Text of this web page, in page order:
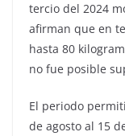
tercio del 2024
afirman que en
hasta 80
no fue posible
El periodo
de agosto al 15